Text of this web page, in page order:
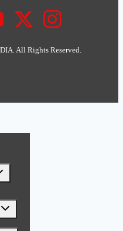
All Rights Reserved.